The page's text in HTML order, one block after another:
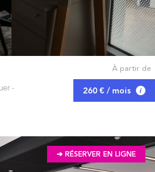
-
À partir de
260 € / mois
➔ RÉSERVER EN LIGNE